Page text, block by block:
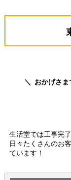
おかげさ
生活堂では工事完
日々たくさんのお
ています！